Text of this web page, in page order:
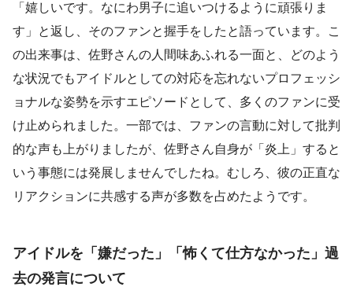
「嬉しいです。なにわ男子に追いつけるように頑張りま
す」と返し、そのファンと握手をしたと語っています。こ
の出来事は、佐野さんの人間味あふれる一面と、どのよう
な状況でもアイドルとしての対応を忘れないプロフェッシ
ョナルな姿勢を示すエピソードとして、多くのファンに受
け止められました。一部では、ファンの言動に対して批判
的な声も上がりましたが、佐野さん自身が「炎上」すると
いう事態には発展しませんでしたね。むしろ、彼の正直な
リアクションに共感する声が多数を占めたようです。
アイドルを「嫌だった」「怖くて仕方なかった」過
去の発言について